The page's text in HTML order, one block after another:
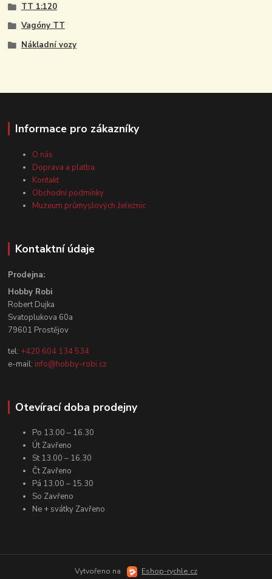
TT 1:120
Vagóny TT
Nákladní vozy
Informace pro zákazníky
O nás
Doprava a platba
Kontakt
Obchodní podmínky
Muzeum průmyslových železnic
Kontaktní údaje
Prodejna:
Hobby Robi
Robert Dujka
Svatoplukova 60a
79601 Prostějov
tel: +420 604 134 534
e-mail: info@hobby-robi.cz
Otevírací doba prodejny
Po 13.00 – 16.30
Út Zavřeno
St 13.00 – 16.30
Čt Zavřeno
Pá 13.00 – 15.30
So Zavřeno
Ne + svátky Zavřeno
Vytvořeno na Eshop-rychle.cz